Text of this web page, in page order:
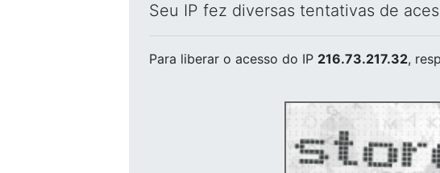
Seu IP fez diversas tentativas de
Para liberar o acesso do IP 216.73.217.32,